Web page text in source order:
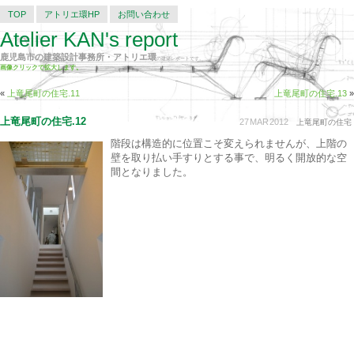
TOP アトリエ環HP お問い合わせ
Atelier KAN's report
鹿児島市の建築設計事務所・アトリエ環の建築レポートです。
画像クリックで拡大します。
« 上竜尾町の住宅.11 上竜尾町の住宅.13 »
27MAR2012 上竜尾町の住宅
上竜尾町の住宅.12
階段は構造的に位置こそ変えられませんが、上階の
壁を取り払い手すりとする事で、明るく開放的な空
間となりました。